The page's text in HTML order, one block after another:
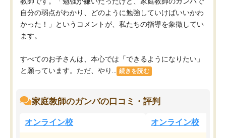
自分の弱点がわかり、どのように勉強していけばいいかわ
かった！」というコメントが、私たちの指導を象徴してい
ます。
すべてのお子さんは、本心では「できるようになりたい」
と願っています。ただ、やり...
続きを読む
家庭教師のガンバの口コミ・評判
オンライン校 オンライン校